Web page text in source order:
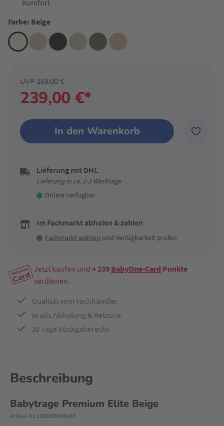
Komfort
Farbe: Beige
239,00 €*
UVP 269,00 €
In den Warenkorb
Lieferung mit DHL
Lieferung in ca. 2-3 Werktage
Online verfügbar
Im Fachmarkt abholen & zahlen
Fachmarkt wählen und Verfügbarkeit prüfen
Jetzt kaufen und + 239 BabyOne-Card Punkte
verdienen.
Qualität vom Fachhändler
Gratis Abholung & Retoure
30 Tage Rückgaberecht
Beschreibung
Babytrage Premium Elite Beige
Artikel-Nr. 2000588665408